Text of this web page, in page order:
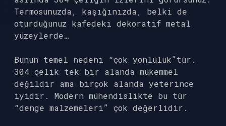
Termosunuzda, kaşığınızda, belki de
oturduğunuz kafedeki dekoratif metal
yüzeylerde…
Bunun temel nedeni “çok yönlülük”tür.
304 çelik tek bir alanda mükemmel
değildir ama birçok alanda yeterince
iyidir. Modern mühendislikte bu tür
“denge malzemeleri” çok değerlidir.